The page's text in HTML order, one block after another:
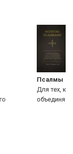
молитву. Эта